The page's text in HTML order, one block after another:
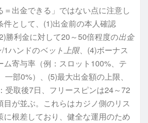
＝出金できる」ではない点に注意し
件として、(1)出金前の本人確認
勝利金に対して20～50倍程度の出金
1ハンドのベット上限、(4)ボーナス
ム寄与率（例：スロット100%、テ
部0%）、(5)最大出金額の上限、
受取後7日、フリースピンは24～72
目が並ぶ。これらはカジノ側のリス
に根差しており、健全な運用のため